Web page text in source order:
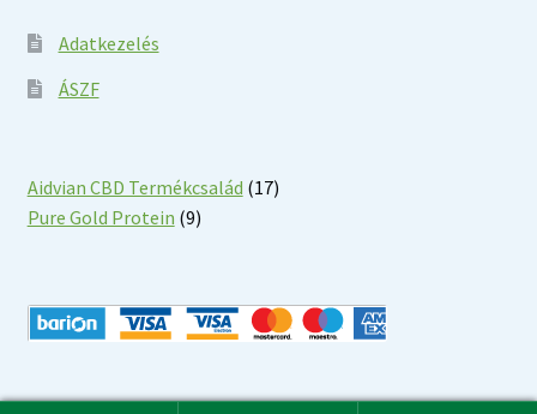
Adatkezelés
ÁSZF
Aidvian CBD Termékcsalád 1717
Pure Gold Protein 99